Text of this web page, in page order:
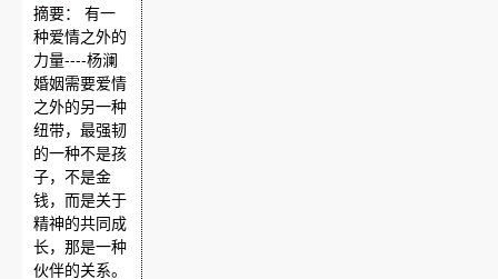
摘要： 有一
种爱情之外的
力量----杨澜
婚姻需要爱情
之外的另一种
纽带，最强韧
的一种不是孩
子，不是金
钱，而是关于
精神的共同成
长，那是一种
伙伴的关系。